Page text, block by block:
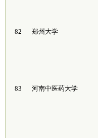
82 郑州大学
83 河南中医药大学